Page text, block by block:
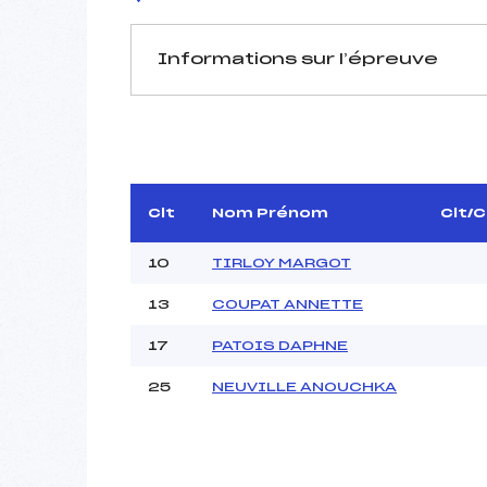
Informations sur l’épreuve
D.T Adjoint :
Dir. Epreuve :
Pénalité appliquée :
Clt Nom Prénom Clt/
10 TIRLOY MARGOT
13 COUPAT ANNETTE
17 PATOIS DAPHNE
25 NEUVILLE ANOUCHKA